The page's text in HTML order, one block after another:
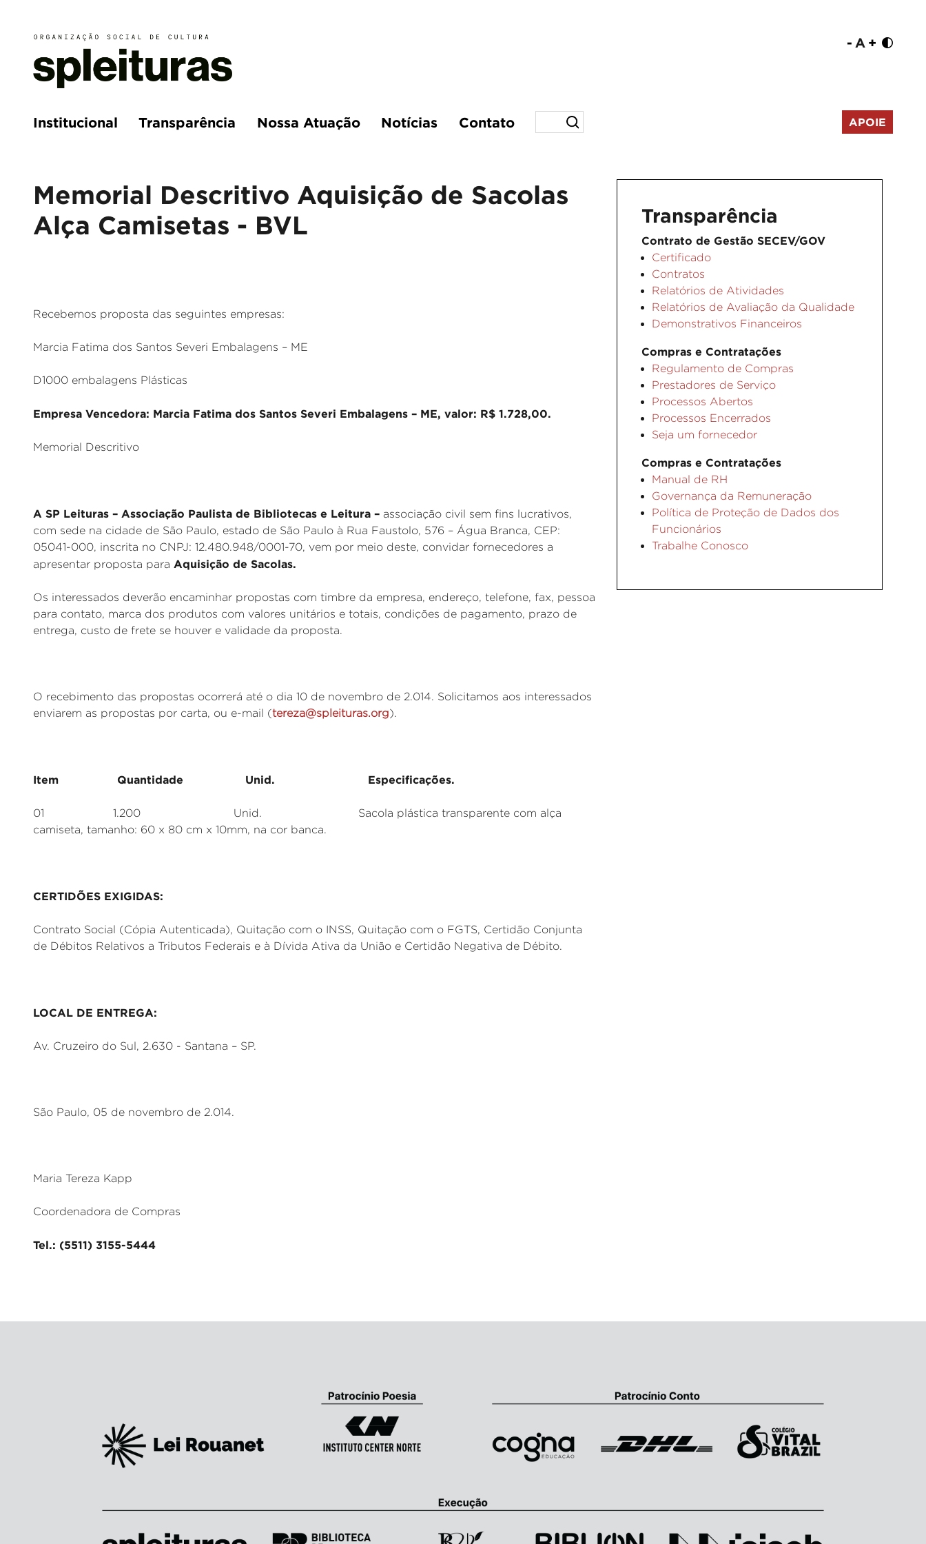
- A +
Institucional Transparência Nossa Atuação Notícias Contato APOIE
Memorial Descritivo Aquisição de Sacolas
Alça Camisetas - BVL
Recebemos proposta das seguintes empresas:
Marcia Fatima dos Santos Severi Embalagens – ME
D1000 embalagens Plásticas
Empresa Vencedora: Marcia Fatima dos Santos Severi Embalagens – ME, valor: R$ 1.728,00.
Memorial Descritivo
A SP Leituras – Associação Paulista de Bibliotecas e Leitura – associação civil sem fins lucrativos,
com sede na cidade de São Paulo, estado de São Paulo à Rua Faustolo, 576 – Água Branca, CEP:
05041-000, inscrita no CNPJ: 12.480.948/0001-70, vem por meio deste, convidar fornecedores a
apresentar proposta para Aquisição de Sacolas.
Os interessados deverão encaminhar propostas com timbre da empresa, endereço, telefone, fax, pessoa
para contato, marca dos produtos com valores unitários e totais, condições de pagamento, prazo de
entrega, custo de frete se houver e validade da proposta.
O recebimento das propostas ocorrerá até o dia 10 de novembro de 2.014. Solicitamos aos interessados
enviarem as propostas por carta, ou e-mail (tereza@spleituras.org).
Item Quantidade Unid. Especificações.
01 1.200 Unid. Sacola plástica transparente com alça
camiseta, tamanho: 60 x 80 cm x 10mm, na cor banca.
CERTIDÕES EXIGIDAS:
Contrato Social (Cópia Autenticada), Quitação com o INSS, Quitação com o FGTS, Certidão Conjunta
de Débitos Relativos a Tributos Federais e à Dívida Ativa da União e Certidão Negativa de Débito.
LOCAL DE ENTREGA:
Av. Cruzeiro do Sul, 2.630 - Santana – SP.
São Paulo, 05 de novembro de 2.014.
Maria Tereza Kapp
Coordenadora de Compras
Tel.: (5511) 3155-5444
Transparência
Contrato de Gestão SECEV/GOV
Certificado
Contratos
Relatórios de Atividades
Relatórios de Avaliação da Qualidade
Demonstrativos Financeiros
Compras e Contratações
Regulamento de Compras
Prestadores de Serviço
Processos Abertos
Processos Encerrados
Seja um fornecedor
Compras e Contratações
Manual de RH
Governança da Remuneração
Política de Proteção de Dados dos
Funcionários
Trabalhe Conosco